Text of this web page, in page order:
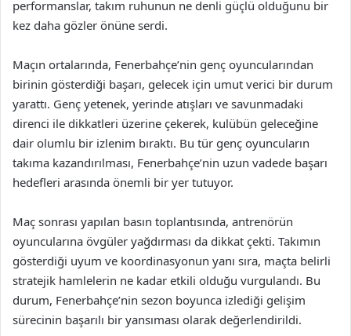
performanslar, takım ruhunun ne denli güçlü olduğunu bir
kez daha gözler önüne serdi.
Maçın ortalarında, Fenerbahçe’nin genç oyuncularından
birinin gösterdiği başarı, gelecek için umut verici bir durum
yarattı. Genç yetenek, yerinde atışları ve savunmadaki
direnci ile dikkatleri üzerine çekerek, kulübün geleceğine
dair olumlu bir izlenim bıraktı. Bu tür genç oyuncuların
takıma kazandırılması, Fenerbahçe’nin uzun vadede başarı
hedefleri arasında önemli bir yer tutuyor.
Maç sonrası yapılan basın toplantısında, antrenörün
oyuncularına övgüler yağdırması da dikkat çekti. Takımın
gösterdiği uyum ve koordinasyonun yanı sıra, maçta belirli
stratejik hamlelerin ne kadar etkili olduğu vurgulandı. Bu
durum, Fenerbahçe’nin sezon boyunca izlediği gelişim
sürecinin başarılı bir yansıması olarak değerlendirildi.